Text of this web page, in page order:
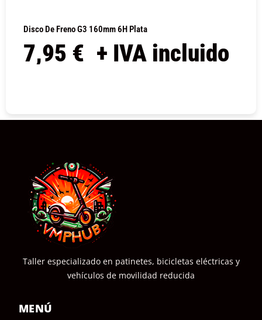
Disco De Freno G3 160mm 6H Plata
7,95 € + IVA incluido
Taller especializado en patinetes, bicicletas eléctricas y
vehículos de movilidad reducida
MENÚ